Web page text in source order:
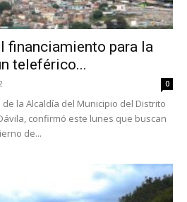
financiamiento para la
teleférico...
0
la Alcaldía del Municipio del Distrito
confirmó este lunes que buscan
de...